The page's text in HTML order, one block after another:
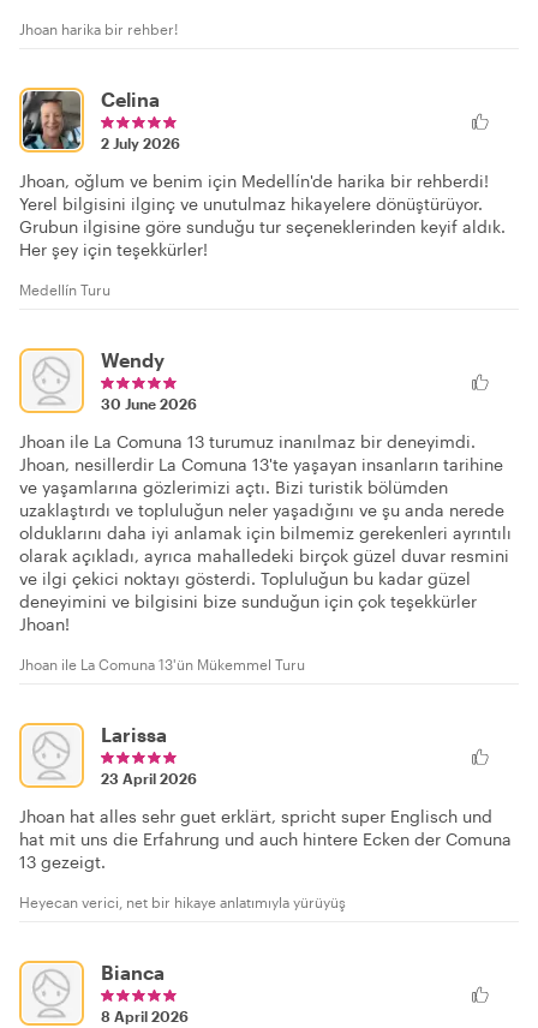
Jhoan harika bir rehber!
Celina
2 July 2026
Jhoan, oğlum ve benim için Medellín'de harika bir rehberdi!
Yerel bilgisini ilginç ve unutulmaz hikayelere dönüştürüyor.
Grubun ilgisine göre sunduğu tur seçeneklerinden keyif aldık.
Her şey için teşekkürler!
Medellín Turu
Wendy
30 June 2026
Jhoan ile La Comuna 13 turumuz inanılmaz bir deneyimdi.
Jhoan, nesillerdir La Comuna 13'te yaşayan insanların tarihine
ve yaşamlarına gözlerimizi açtı. Bizi turistik bölümden
uzaklaştırdı ve topluluğun neler yaşadığını ve şu anda nerede
olduklarını daha iyi anlamak için bilmemiz gerekenleri ayrıntılı
olarak açıkladı, ayrıca mahalledeki birçok güzel duvar resmini
ve ilgi çekici noktayı gösterdi. Topluluğun bu kadar güzel
deneyimini ve bilgisini bize sunduğun için çok teşekkürler
Jhoan!
Jhoan ile La Comuna 13'ün Mükemmel Turu
Larissa
23 April 2026
Jhoan hat alles sehr guet erklärt, spricht super Englisch und
hat mit uns die Erfahrung und auch hintere Ecken der Comuna
13 gezeigt.
Heyecan verici, net bir hikaye anlatımıyla yürüyüş
Bianca
8 April 2026